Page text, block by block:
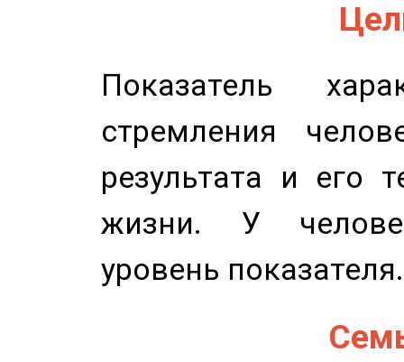
Показатель
стремления
результата и его
жизни. У
уровень показателя.